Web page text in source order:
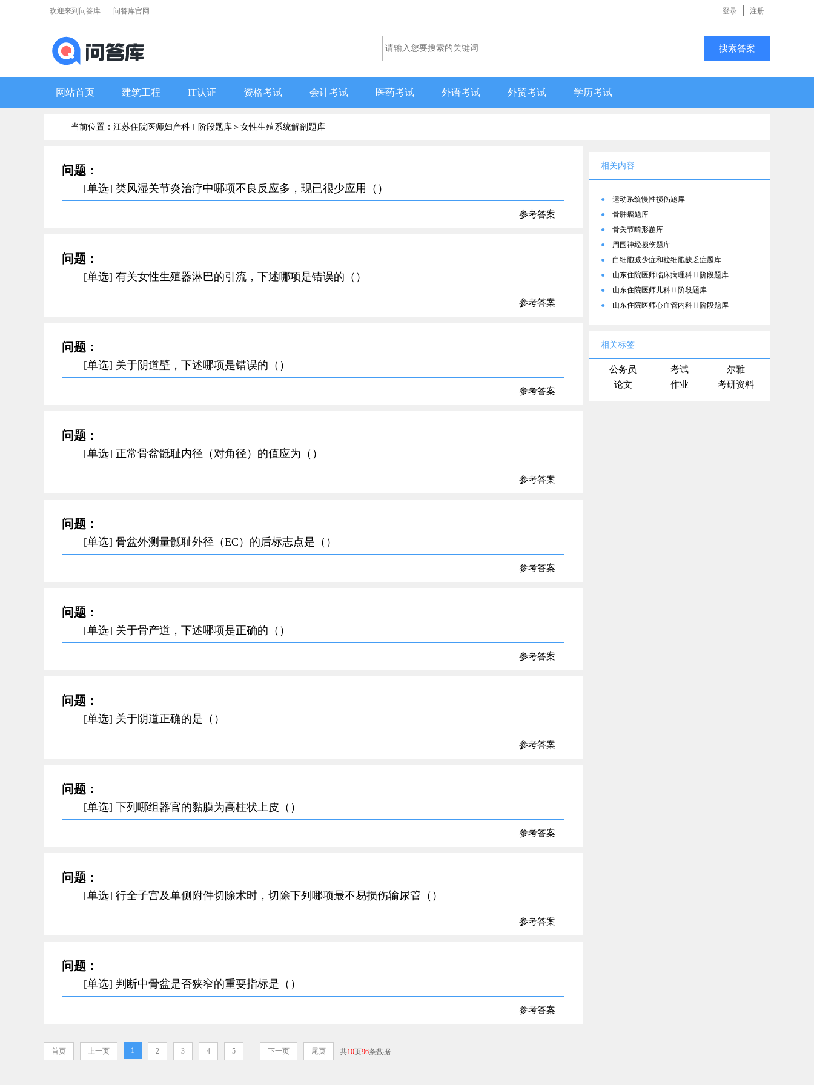
登录 注册
欢迎来到问答库 问答库官网
搜索答案
网站首页 建筑工程 IT认证 资格考试 会计考试 医药考试 外语考试 外贸考试 学历考试
当前位置：江苏住院医师妇产科Ⅰ阶段题库＞ 女性生殖系统解剖题库
问题：
[单选] 类风湿关节炎治疗中哪项不良反应多，现已很少应用（）
参考答案
问题：
[单选] 有关女性生殖器淋巴的引流，下述哪项是错误的（）
参考答案
问题：
[单选] 关于阴道壁，下述哪项是错误的（）
参考答案
问题：
[单选] 正常骨盆骶耻内径（对角径）的值应为（）
参考答案
问题：
[单选] 骨盆外测量骶耻外径（EC）的后标志点是（）
参考答案
问题：
[单选] 关于骨产道，下述哪项是正确的（）
参考答案
问题：
[单选] 关于阴道正确的是（）
参考答案
问题：
[单选] 下列哪组器官的黏膜为高柱状上皮（）
参考答案
问题：
[单选] 行全子宫及单侧附件切除术时，切除下列哪项最不易损伤输尿管（）
参考答案
问题：
[单选] 判断中骨盆是否狭窄的重要指标是（）
参考答案
首页 上一页 1 2 3 4 5 ... 下一页 尾页 共10页96条数据
相关内容
●
运动系统慢性损伤题库
●
骨肿瘤题库
●
骨关节畸形题库
●
周围神经损伤题库
●
白细胞减少症和粒细胞缺乏症题库
●
山东住院医师临床病理科Ⅱ阶段题库
●
山东住院医师儿科Ⅱ阶段题库
●
山东住院医师心血管内科Ⅱ阶段题库
相关标签
公务员 考试
尔雅
论文
作业 考研资料